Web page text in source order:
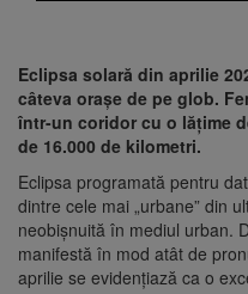
Eclipsa solară din aprilie
câteva orașe de pe glob.
într-un coridor cu o lățime
de 16.000 de kilometri.
Eclipsa programată pentru
dintre cele mai „urbane” din
neobișnuită în mediul urban.
manifestă în mod atât de
aprilie se evidențiază ca o